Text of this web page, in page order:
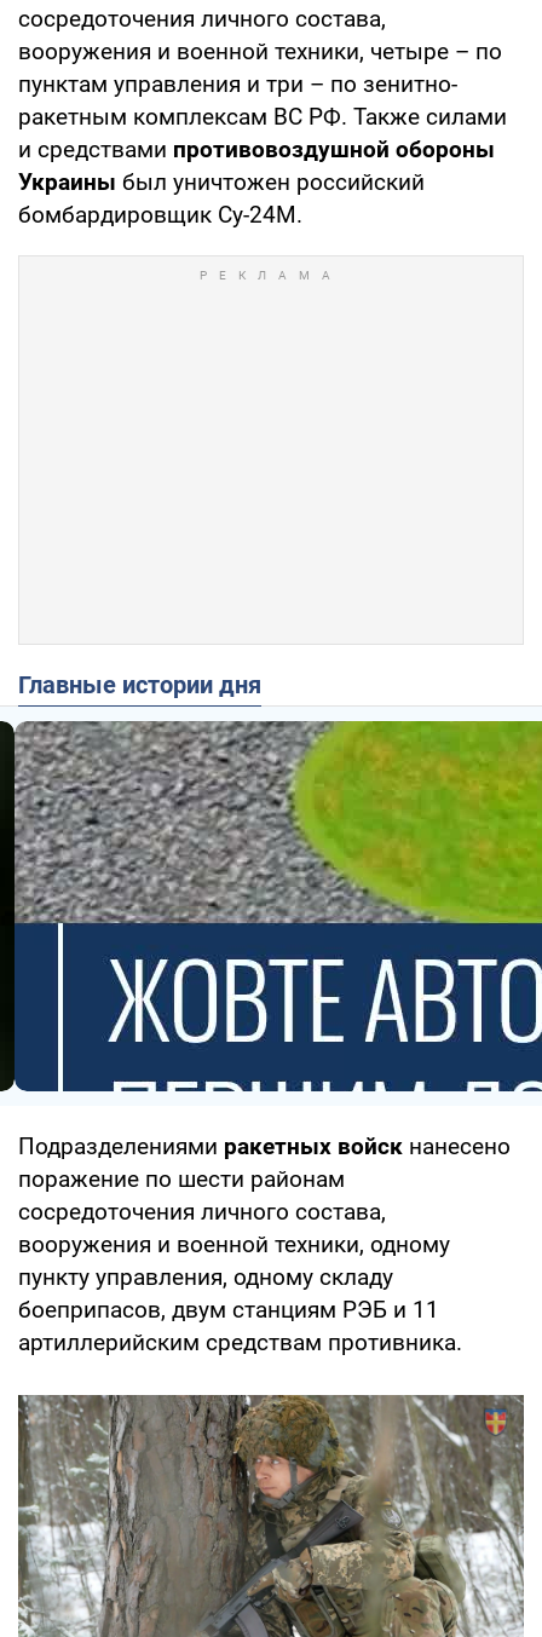
сосредоточения личного состава,
вооружения и военной техники, четыре – по
пунктам управления и три – по зенитно-
ракетным комплексам ВС РФ. Также силами
и средствами противовоздушной обороны
Украины был уничтожен российский
бомбардировщик Су-24М.
Главные истории дня
Подразделениями ракетных войск нанесено
поражение по шести районам
сосредоточения личного состава,
вооружения и военной техники, одному
пункту управления, одному складу
боеприпасов, двум станциям РЭБ и 11
артиллерийским средствам противника.